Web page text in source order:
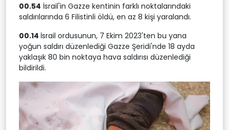
00.54 İsrail'in Gazze kentinin farklı noktalarındaki
saldırılarında 6 Filistinli öldü, en az 8 kişi yaralandı.
00.14 İsrail ordusunun, 7 Ekim 2023'ten bu yana
yoğun saldırı düzenlediği Gazze Şeridi'nde 18 ayda
yaklaşık 80 bin noktaya hava saldırısı düzenlediği
bildirildi.